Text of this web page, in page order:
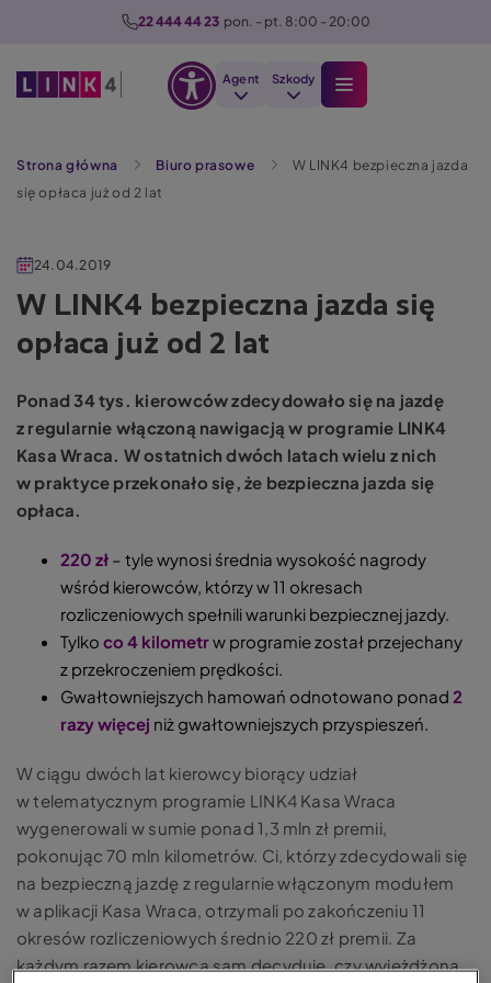
22 444 44 23 pon. - pt. 8:00 - 20:00
dostępności
Agent Szkody
Strona główna Biuro prasowe
W LINK4 bezpieczna jazda
się opłaca już od 2 lat
24.04.2019
W LINK4 bezpieczna jazda się
opłaca już od 2 lat
Ponad 34 tys. kierowców zdecydowało się na jazdę
z regularnie włączoną nawigacją w programie LINK4
Kasa Wraca. W ostatnich dwóch latach wielu z nich
w praktyce przekonało się, że bezpieczna jazda się
opłaca.
220 zł – tyle wynosi średnia wysokość nagrody
wśród kierowców, którzy w 11 okresach
rozliczeniowych spełnili warunki bezpiecznej jazdy.
Tylko co 4 kilometrw programie został przejechany
z przekroczeniem prędkości.
Gwałtowniejszych hamowań odnotowano ponad 2
razy więcej niż gwałtowniejszych przyspieszeń.
W ciągu dwóch lat kierowcy biorący udział
w telematycznym programie LINK4 Kasa Wraca
wygenerowali w sumie ponad 1,3 mln zł premii,
pokonując 70 mln kilometrów. Ci, którzy zdecydowali się
na bezpieczną jazdę z regularnie włączonym modułem
w aplikacji Kasa Wraca, otrzymali po zakończeniu 11
okresów rozliczeniowych średnio 220 zł premii. Za
każdym razem kierowca sam decyduje, czy wyjeżdżoną